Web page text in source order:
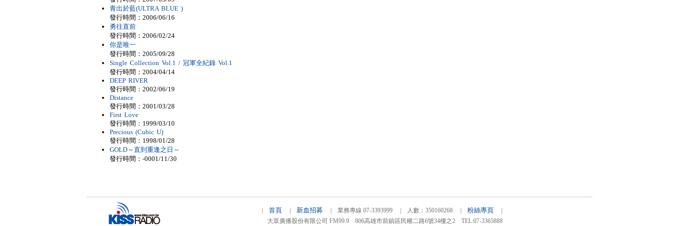
青出於藍(ULTRA BLUE )
發行時間：2006/06/16
勇往直前
發行時間：2006/02/24
你是唯一
發行時間：2005/09/28
Single Collection Vol.1 / 冠軍全紀錄 Vol.1
發行時間：2004/04/14
DEEP RIVER
發行時間：2002/06/19
Distance
發行時間：2001/03/28
First Love
發行時間：1999/03/10
Precious (Cubic U)
發行時間：1998/01/28
GOLD～直到重逢之日～
發行時間：-0001/11/30
首頁 新血招募 | 業務專線 07-3393999 | 人數：350160268 | 粉絲專頁
大眾廣播股份有限公司 FM99.9 806高雄市前鎮區民權二路6號34樓之2 TEL:07-3365888